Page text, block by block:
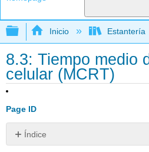
Expandir/contraer
Inicio Estantería
8.3: Tiempo medio
celular (MCRT)
Page ID
Índice